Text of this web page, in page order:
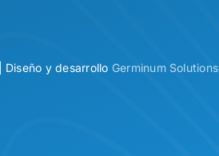
| Diseño y desarrollo Germinum Solutions